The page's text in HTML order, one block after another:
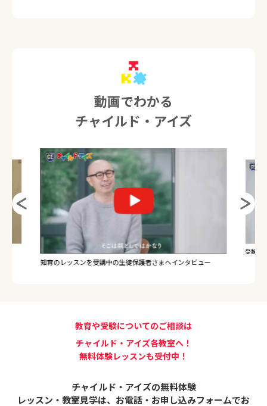
動画でわかる
チャイルド・アイズ
知育のレッスンを受講中の生徒保護者さまへインタビュー
受験の
教育や受験についてのご相談は
チャイルド・アイズ各教室へ！
無料体験レッスンも受付中！
チャイルド・アイズの無料体験
レッスン・教室見学は、 お電話・お申し込みフォームでお